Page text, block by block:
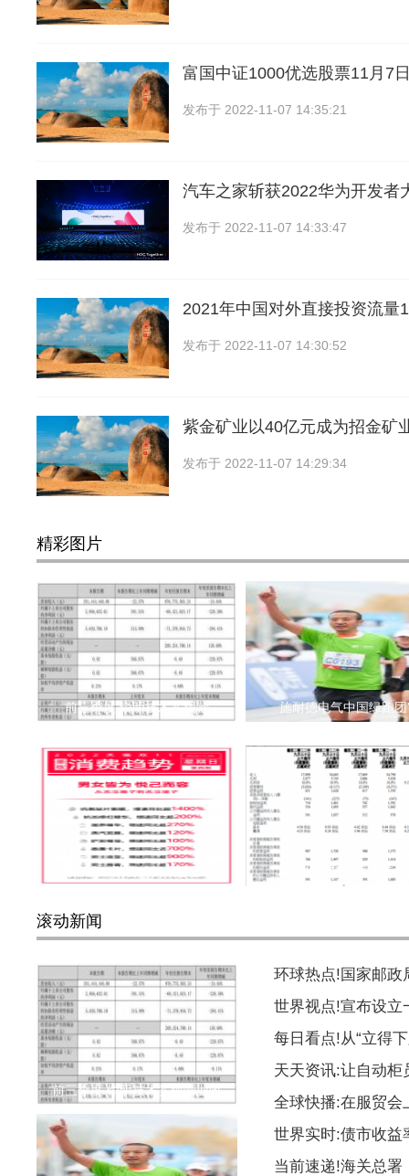
富国中证1000优选股票11月7
发布于 2022-11-07 14:35:21
汽车之家斩获2022华为开发者
发布于 2022-11-07 14:33:47
2021年中国对外直接投资流量
发布于 2022-11-07 14:30:52
紫金矿业以40亿元成为招金矿
发布于 2022-11-07 14:29:34
精彩图片
前三季度 锐明技术实现营 施耐德电气中国绿跑团
天猫双11消费趋势报告显示 联想集团第二季度营收
滚动新闻
前三季度 锐明技术实现营业收
环球热点!国家邮政
世界视点!宣布设立
每日看点!从“立得
天天资讯:让自动柜
全球快播:在服贸会
世界实时:债市收益
当前速递!海关总署